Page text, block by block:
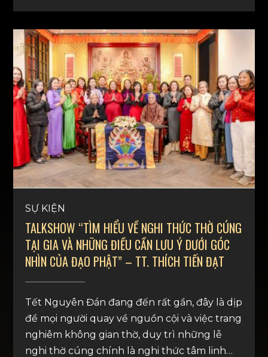
địa điểm ghi hình cho chương trình.
SỰ KIỆN
TALKSHOW “TÌM HIỂU VỀ NGHI THỨC THỜ CÚNG
TẠI GIA VÀ NHỮNG ĐIỀU CẦN LƯU Ý DƯỚI GÓC
NHÌN CỦA ĐẠO PHẬT” – TT. THÍCH TIẾN ĐẠT
Tết Nguyên Đán đang đến rất gần, đây là dịp
để mọi người quay về nguồn cội và việc trang
nghiêm không gian thờ, duy trì những lễ
nghi thờ cúng chính là nghi thức tâm linh